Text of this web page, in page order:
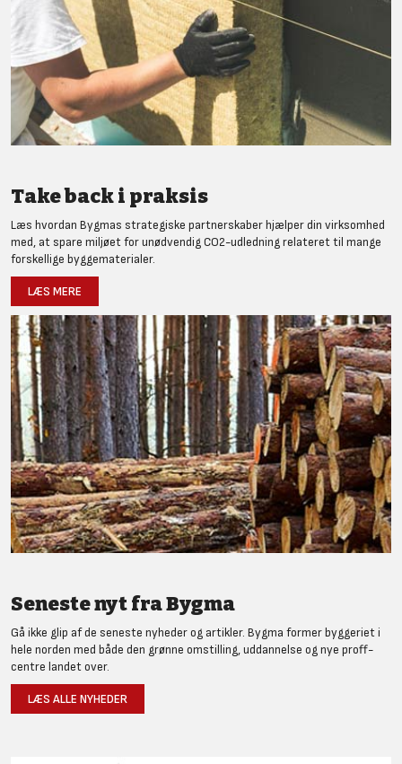
Take back i praksis
Læs hvordan Bygmas strategiske partnerskaber hjælper din virksomhed
med, at spare miljøet for unødvendig CO2-udledning relateret til mange
forskellige byggematerialer.
LÆS MERE
Seneste nyt fra Bygma
Gå ikke glip af de seneste nyheder og artikler. Bygma former byggeriet i
hele norden med både den grønne omstilling, uddannelse og nye proff-
centre landet over.
LÆS ALLE NYHEDER